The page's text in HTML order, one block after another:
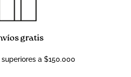
gratis
a $150.000